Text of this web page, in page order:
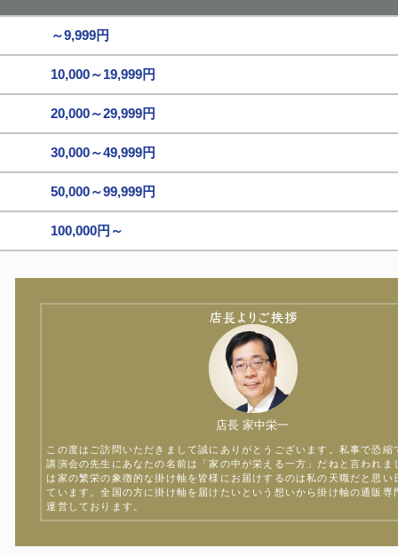
～9,999円
10,000～19,999円
20,000～29,999円
30,000～49,999円
50,000～99,999円
100,000円～
店長 家中栄一
この度はご訪問いただきまして誠にありがとうございます。私事で恐縮
講演会の先生にあなたの名前は「家の中が栄える一方」だねと言われま
は家の繁栄の象徴的な掛け軸を皆様にお届けするのは私の天職だと思い
ています。全国の方に掛け軸を届けたいという想いから掛け軸の通販専
運営しております。